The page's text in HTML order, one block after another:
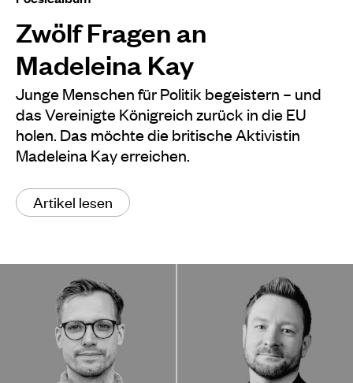
Zwölf Fragen an
Madeleina Kay
Junge Menschen für Politik begeistern – und
das Vereinigte Königreich zurück in die EU
holen. Das möchte die britische Aktivistin
Madeleina Kay erreichen.
Artikel lesen